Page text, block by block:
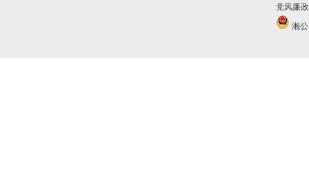
党风廉
湘